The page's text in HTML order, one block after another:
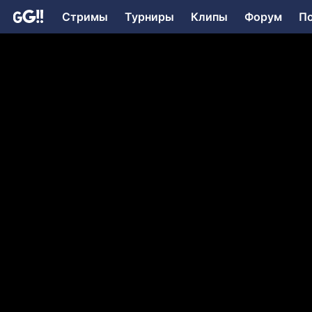
Стримы Турниры Клипы Форум